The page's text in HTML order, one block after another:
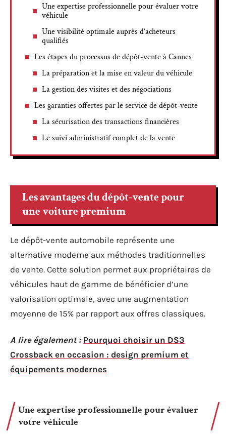
Une expertise professionnelle pour évaluer votre
véhicule
Une visibilité optimale auprès d’acheteurs
qualifiés
Les étapes du processus de dépôt-vente à Cannes
La préparation et la mise en valeur du véhicule
La gestion des visites et des négociations
Les garanties offertes par le service de dépôt-vente
La sécurisation des transactions financières
Le suivi administratif complet de la vente
Les avantages du dépôt-vente pour
une voiture premium
Le dépôt-vente automobile représente une
alternative moderne aux méthodes traditionnelles
de vente. Cette solution permet aux propriétaires de
véhicules haut de gamme de bénéficier d’une
valorisation optimale, avec une augmentation
moyenne de 15% par rapport aux offres classiques.
A lire également : Pourquoi choisir un DS3
Crossback en occasion : design premium et
équipements modernes
Une expertise professionnelle pour évaluer
votre véhicule